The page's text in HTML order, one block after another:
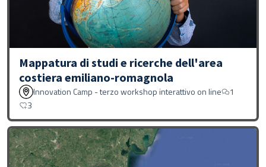
Mappatura di studi e ricerche dell'area
costiera emiliano-romagnola
Innovation Camp - terzo workshop interattivo on line
1
3